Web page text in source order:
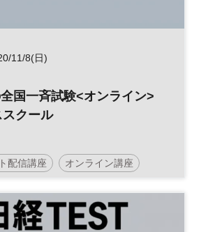
11/8(日)
国一斉試験<オンライン>
スクール
配信講座 オンライン講座
ネススクール